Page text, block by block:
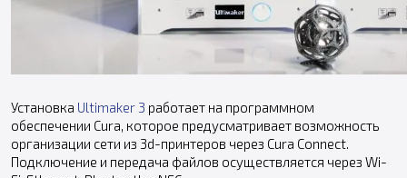
Установка Ultimaker 3 работает на программном
обеспечении Cura, которое предусматривает возможность
организации сети из 3d-принтеров через Cura Connect.
Подключение и передача файлов осуществляется через Wi-